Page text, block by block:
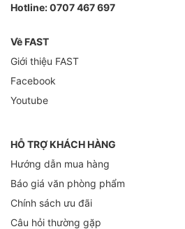
Hotline:0707 467 697
Về FAST
Giới thiệu FAST
Facebook
Youtube
HỖ TRỢ KHÁCH HÀNG
Hướng dẫn mua hàng
Báo giá văn phòng phẩm
Chính sách ưu đãi
Câu hỏi thường gặp